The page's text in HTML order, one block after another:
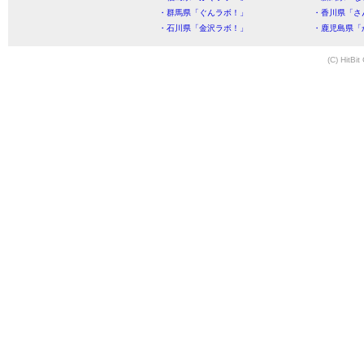
・群馬県「ぐんラボ！」
・香川県「
・石川県「金沢ラボ！」
・鹿児島県
(C) HitBit